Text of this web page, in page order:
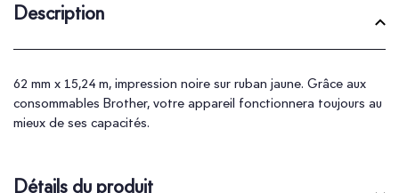
Description
62 mm x 15,24 m, impression noire sur ruban jaune. Grâce aux
consommables Brother, votre appareil fonctionnera toujours au
mieux de ses capacités.
Détails du produit